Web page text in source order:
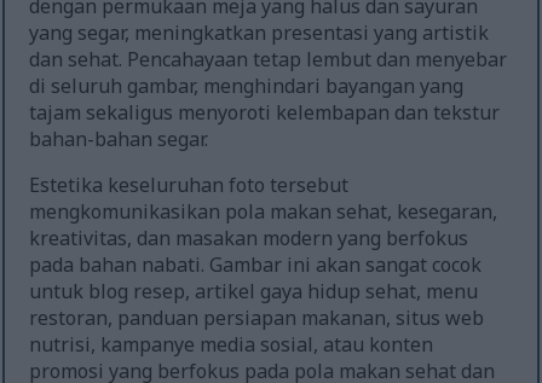
dengan permukaan meja yang halus dan sayuran
yang segar, meningkatkan presentasi yang artistik
dan sehat. Pencahayaan tetap lembut dan menyebar
di seluruh gambar, menghindari bayangan yang
tajam sekaligus menyoroti kelembapan dan tekstur
bahan-bahan segar.
Estetika keseluruhan foto tersebut
mengkomunikasikan pola makan sehat, kesegaran,
kreativitas, dan masakan modern yang berfokus
pada bahan nabati. Gambar ini akan sangat cocok
untuk blog resep, artikel gaya hidup sehat, menu
restoran, panduan persiapan makanan, situs web
nutrisi, kampanye media sosial, atau konten
promosi yang berfokus pada pola makan sehat dan